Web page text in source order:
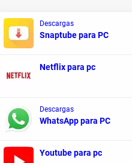
es de las funcionalidades
que rellenar con tus
Descargas
Snaptube para PC
Netflix para pc
Descargas
WhatsApp para PC
Youtube para pc